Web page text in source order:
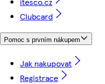
Clubcard
Pomoc s prvním nákupem
Jak nakupovat
Registrace